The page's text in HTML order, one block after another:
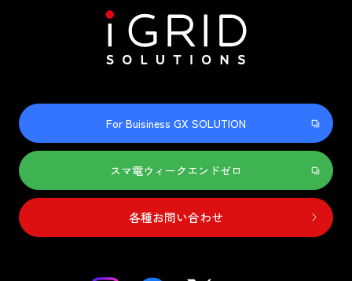
For Buisiness GX SOLUTION
スマ電ウィークエンドゼロ
各種お問い合わせ